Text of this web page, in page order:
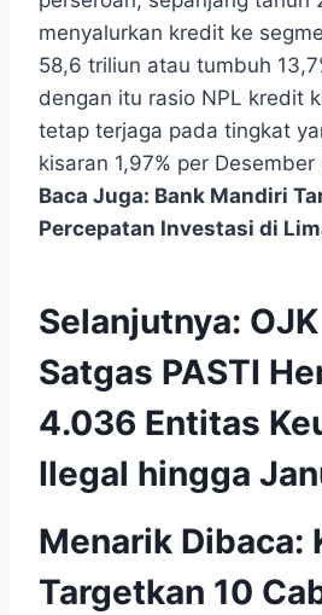
menyalurkan kredit ke
58,6 triliun atau tumbuh
dengan itu rasio NPL kredit
tetap terjaga pada tingkat
kisaran 1,97% per Desember
Baca Juga: Bank Mandiri
Percepatan Investasi di
Selanjutnya:
Satgas PASTI
4.036 Entitas
Ilegal hingga
Menarik Dibaca:
Targetkan 10